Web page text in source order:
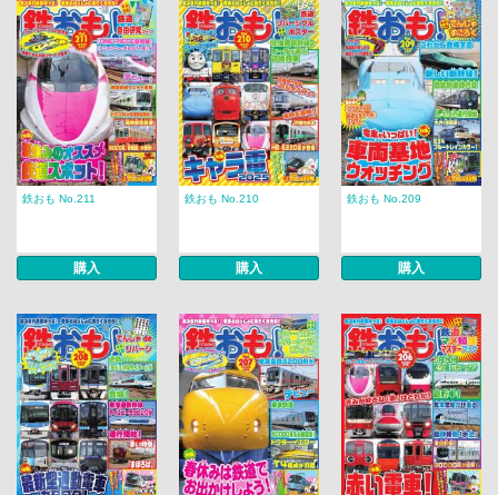
鉄おも No.211
購入
鉄おも No.210
購入
鉄おも No.209
購入